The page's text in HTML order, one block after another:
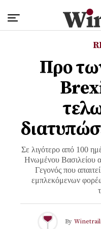
Προ
Σε λιγότερο από 100
Ηνωμένου Βασιλείου
Γεγονός που
εμπλεκόμενων
By